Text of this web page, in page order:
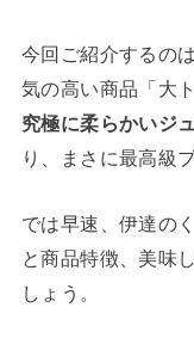
今回ご紹介するの
気の高い商品「大
究極に柔らかいジ
り、まさに最高級
では早速、伊達の
と商品特徴、美味
しょう。